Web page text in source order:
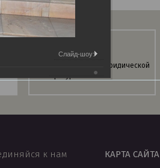
Интернет-магазин юридической
КАРТА САЙТА
к нам
Слайд-шоу: